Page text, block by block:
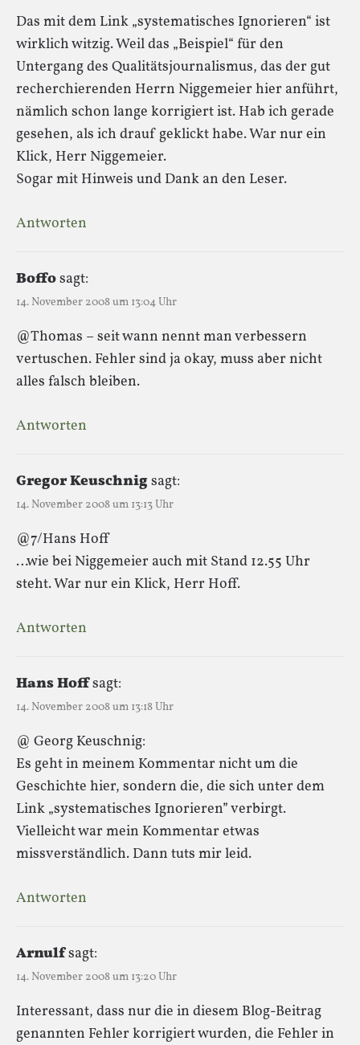
Das mit dem Link „systematisches Ignorieren“ ist
wirklich witzig. Weil das „Beispiel“ für den
Untergang des Qualitätsjournalismus, das der gut
recherchierenden Herrn Niggemeier hier anführt,
nämlich schon lange korrigiert ist. Hab ich gerade
gesehen, als ich drauf geklickt habe. War nur ein
Klick, Herr Niggemeier.
Sogar mit Hinweis und Dank an den Leser.
Antworten
Boffosagt:
14. November 2008 um 13:04 Uhr
@Thomas – seit wann nennt man verbessern
vertuschen. Fehler sind ja okay, muss aber nicht
alles falsch bleiben.
Antworten
Gregor Keuschnigsagt:
14. November 2008 um 13:13 Uhr
@7/Hans Hoff
…wie bei Niggemeier auch mit Stand 12.55 Uhr
steht. War nur ein Klick, Herr Hoff.
Antworten
Hans Hoffsagt:
14. November 2008 um 13:18 Uhr
@ Georg Keuschnig:
Es geht in meinem Kommentar nicht um die
Geschichte hier, sondern die, die sich unter dem
Link „systematisches Ignorieren” verbirgt.
Vielleicht war mein Kommentar etwas
missverständlich. Dann tuts mir leid.
Antworten
Arnulfsagt:
14. November 2008 um 13:20 Uhr
Interessant, dass nur die in diesem Blog-Beitrag
genannten Fehler korrigiert wurden, die Fehler in